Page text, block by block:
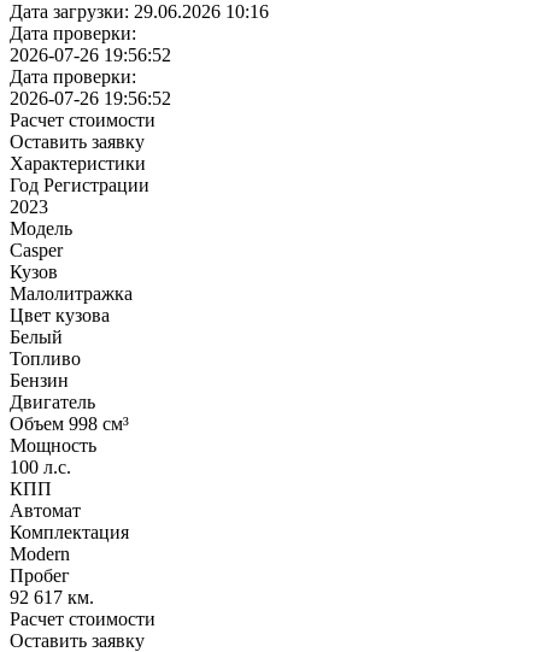
Дата загрузки: 29.06.2026 10:16
Дата проверки:
2026-07-26 19:56:52
Дата проверки:
2026-07-26 19:56:52
Расчет стоимости
Оставить заявку
Характеристики
Год Регистрации
2023
Модель
Casper
Кузов
Малолитражка
Цвет кузова
Белый
Топливо
Бензин
Двигатель
Объем 998 см³
Мощность
100 л.с.
КПП
Автомат
Комплектация
Modern
Пробег
92 617 км.
Расчет стоимости
Оставить заявку